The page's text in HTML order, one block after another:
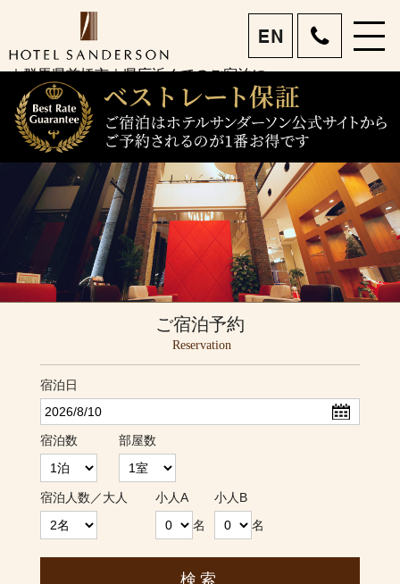
ホテルサンダーソン 前
橋市で宿泊・女子旅｜眺
望を楽しめるホテルレス
トラン｜ビジネスも旅行
もお任せあれ
｜群馬県前橋市｜県庁近くでのご宿泊に menu
ご宿泊予約
Reservation
宿泊日
宿泊数 部屋数
宿泊人数／大人
小人A
名
小人B
名